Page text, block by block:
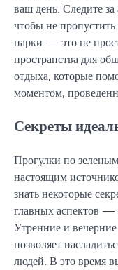
ваш день. Следите
чтобы не
парки — это не
пространства для
отдыха, которые
моментом,
Секреты
Прогулки по
настоящим
знать некоторые
главных аспектов —
Утренние и
позволяет
людей. В это время